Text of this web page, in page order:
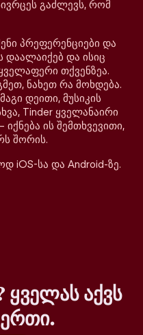
გაძლევს, რომ
პრეფერენციები და
დაალაიქებ და ისიც
თქვენზეა.
ნახეთ რა მოხდება.
დეითი, მუსიკის
Tinder ყველანაირი
ის შემთხვევითი,
შორის.
iOS-სა და Android-ზე.
ყველას აქვს